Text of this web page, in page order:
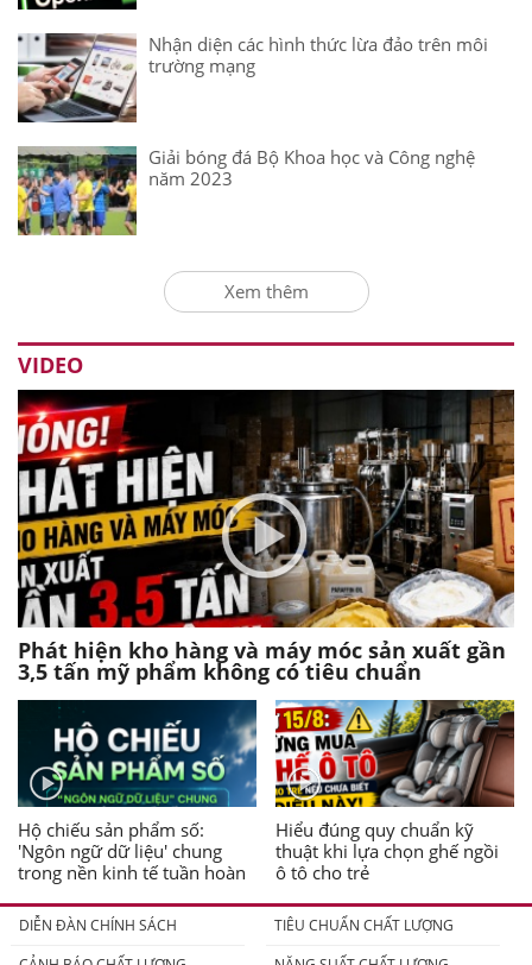
Nhận diện các hình thức lừa đảo trên môi
trường mạng
Giải bóng đá Bộ Khoa học và Công nghệ
năm 2023
Xem thêm
VIDEO
Phát hiện kho hàng và máy móc sản xuất gần
3,5 tấn mỹ phẩm không có tiêu chuẩn
Hộ chiếu sản phẩm số:
'Ngôn ngữ dữ liệu' chung
trong nền kinh tế tuần hoàn
Hiểu đúng quy chuẩn kỹ
thuật khi lựa chọn ghế ngồi
ô tô cho trẻ
DIỄN ĐÀN CHÍNH SÁCH
TIÊU CHUẨN CHẤT LƯỢNG